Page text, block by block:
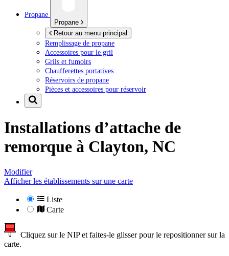
Propane
Propane
Retour au menu principal
Remplissage de propane
Accessoires pour le gril
Grils et fumoirs
Chaufferettes portatives
Réservoirs de propane
Pièces et accessoires pour réservoir
Installations d’attache de
remorque à Clayton, NC
Modifier
Afficher les établissements sur une carte
Liste
Carte
Cliquez sur le NIP et faites-le glisser pour le repositionner sur la
carte.